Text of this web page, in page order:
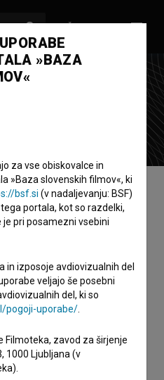
Cvilak
(Maribor, Slovenija), je
pri katerem je
(2011) .
»BAZA
za vse obiskovalce in
»Baza slovenskih filmov«, ki
bsf.si (v nadaljevanju: BSF)
portala, kot so razdelki,
pri posamezni vsebini
in izposoje avdiovizualnih del
veljajo še posebni
del, ki so
pogoji-uporabe/
Filmoteka, zavod za širjenje
1000 Ljubljana (v